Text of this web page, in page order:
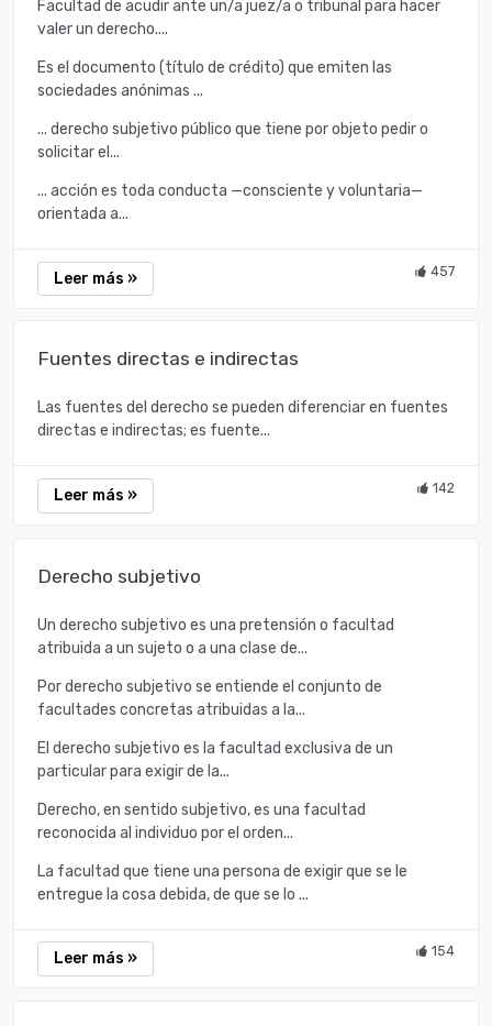
Facultad de acudir ante un/a juez/a o tribunal para hacer
valer un derecho....
Es el documento (título de crédito) que emiten las
sociedades anónimas ...
... derecho subjetivo público que tiene por objeto pedir o
solicitar el...
... acción es toda conducta —consciente y voluntaria—
orientada a...
Leer más » 457
Fuentes directas e indirectas
Las fuentes del derecho se pueden diferenciar en fuentes
directas e indirectas; es fuente...
Leer más » 142
Derecho subjetivo
Un derecho subjetivo es una pretensión o facultad
atribuida a un sujeto o a una clase de...
Por derecho subjetivo se entiende el conjunto de
facultades concretas atribuidas a la...
El derecho subjetivo es la facultad exclusiva de un
particular para exigir de la...
Derecho, en sentido subjetivo, es una facultad
reconocida al individuo por el orden...
La facultad que tiene una persona de exigir que se le
entregue la cosa debida, de que se lo ...
Leer más » 154